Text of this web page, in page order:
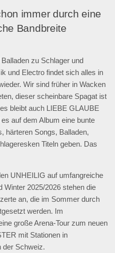
immer durch eine
Bandbreite
zu Schlager und
und Electro findet sich alles in
Wir sind früher in Wacken
dieser scheinbare Spagat ist
bleibt auch LIEBE GLAUBE
auf dem Album eine bunte
härteren Songs, Balladen,
Titeln geben. Das
UNHEILIG auf umfangreiche
Winter 2025/2026 stehen die
an, die im Sommer durch
werden. Im
große Arena-Tour zum neuen
mit Stationen in
der Schweiz.